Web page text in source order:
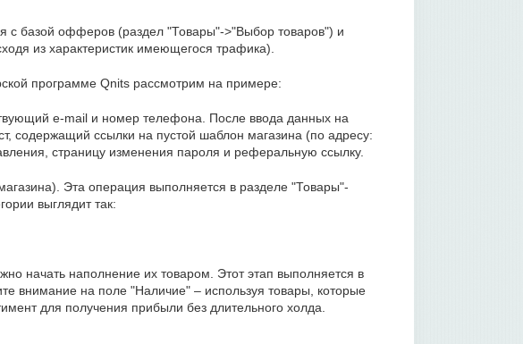
с базой офферов (раздел "Товары"->"Выбор товаров") и
из характеристик имеющегося трафика).
программе Qnits рассмотрим на примере:
e-mail и номер телефона. После ввода данных на
содержащий ссылки на пустой шаблон магазина (по адресу:
страницу изменения пароля и реферальную ссылку.
Эта операция выполняется в разделе "Товары"-
выглядит так:
начать наполнение их товаром. Этот этап выполняется в
внимание на поле "Наличие" – используя товары, которые
для получения прибыли без длительного холда.